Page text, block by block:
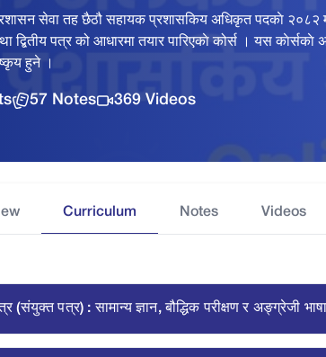
सेवा तह छैठौ सहायक प्रशासकिय अधिकृत पदकाे २०८२ मा
द्बितीय पत्र को आधारमा तयार पारिएकाे कोर्स । यस काेर्सकाे
हुने ।
57 Notes 369 Videos
Curriculum Notes Videos
(संयुक्त पत्र) : सामान्य ज्ञान, बौद्धिक परीक्षण र अङ्ग्रेजी